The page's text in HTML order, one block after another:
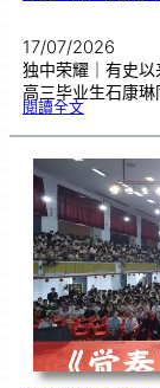
17/07/2026
独中荣耀｜有史
高三毕业生石康
閱讀全文:芙
获
际
物
理
赛
金
牌
！